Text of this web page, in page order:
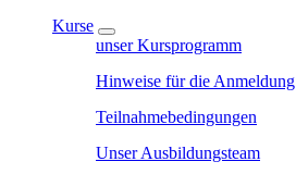
Kurse
unser Kursprogramm
Hinweise für die Anmeldung
Teilnahmebedingungen
Unser Ausbildungsteam